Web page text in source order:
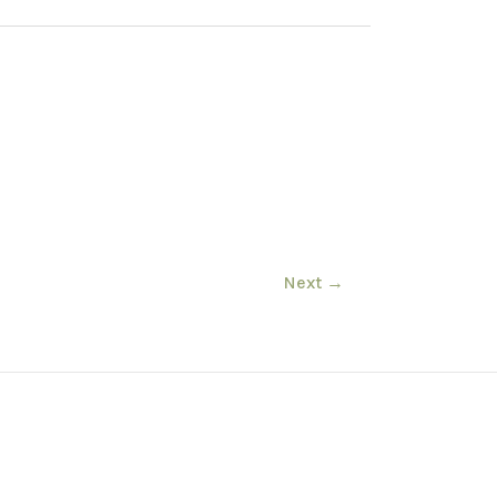
Next →